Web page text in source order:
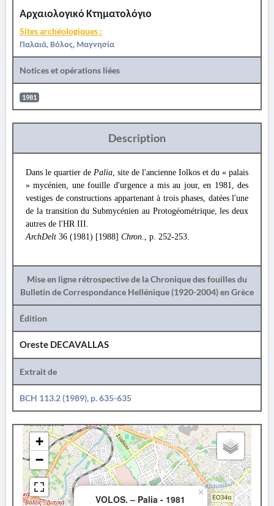
Αρχαιολογικό Κτηματολόγιο
Sites archéologiques :
Παλαιά, Βόλος, Μαγνησία
Notices et opérations liées
1981
Description
Dans le quartier de Palia, site de l'ancienne Iolkos et du « palais
» mycénien, une fouille d'urgence a mis au jour, en 1981, des
vestiges de constructions appartenant à trois phases, datées l'une
de la transition du Submycénien au Protogéométrique, les deux
autres de l'HR III.
ArchDelt 36 (1981) [1988] Chron., p. 252-253.
Mise en ligne rétrospective de la Chronique des fouilles du
Bulletin de Correspondance Hellénique (1920-2004) en Grèce
Édition
Oreste DECAVALLAS
Extrait de
BCH 113.2 (1989), p. 635-635
VOLOS. – Palia - 1981
×
+
−